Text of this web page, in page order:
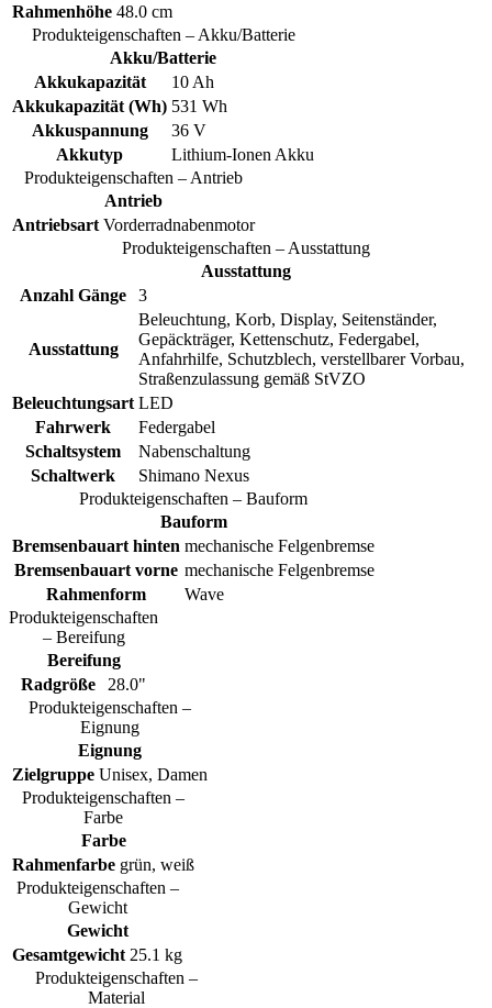
Rahmenhöhe 48.0 cm
Produkteigenschaften – Akku/Batterie
Akku/Batterie
Akkukapazität
10 Ah
Akkukapazität (Wh) 531 Wh
Akkuspannung
36 V
Akkutyp
Lithium-Ionen Akku
Produkteigenschaften – Antrieb
Antrieb
Antriebsart Vorderradnabenmotor
Produkteigenschaften – Ausstattung
Ausstattung
Anzahl Gänge
3
Ausstattung
Beleuchtung, Korb, Display, Seitenständer,
Gepäckträger, Kettenschutz, Federgabel,
Anfahrhilfe, Schutzblech, verstellbarer Vorbau,
Straßenzulassung gemäß StVZO
Beleuchtungsart LED
Fahrwerk
Federgabel
Schaltsystem
Nabenschaltung
Schaltwerk
Shimano Nexus
Produkteigenschaften – Bauform
Bauform
Bremsenbauart hinten mechanische Felgenbremse
Bremsenbauart vorne mechanische Felgenbremse
Rahmenform
Wave
Produkteigenschaften
– Bereifung
Bereifung
Radgröße
28.0"
Produkteigenschaften –
Eignung
Eignung
Zielgruppe Unisex, Damen
Produkteigenschaften –
Farbe
Farbe
Rahmenfarbe grün, weiß
Produkteigenschaften –
Gewicht
Gewicht
Gesamtgewicht 25.1 kg
Produkteigenschaften –
Material